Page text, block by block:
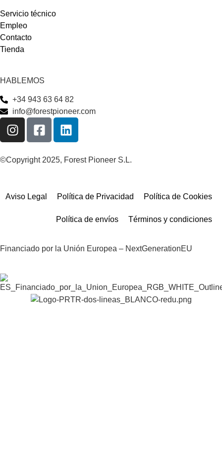
Servicio técnico
Empleo
Contacto
Tienda
HABLEMOS
+34 943 63 64 82
info@forestpioneer.com
©Copyright 2025, Forest Pioneer S.L.
Aviso Legal Política de Privacidad Política de Cookies
Política de envíos Términos y condiciones
Financiado por la Unión Europea – NextGenerationEU